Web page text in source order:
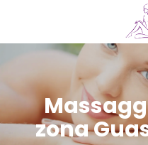
zona